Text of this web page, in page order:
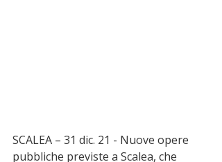
SCALEA – 31 dic. 21 - Nuove opere
pubbliche previste a Scalea, che